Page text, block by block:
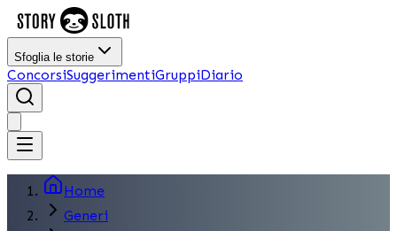
Sfoglia le storie
ConcorsiSuggerimentiGruppiDiario
Home
Generi